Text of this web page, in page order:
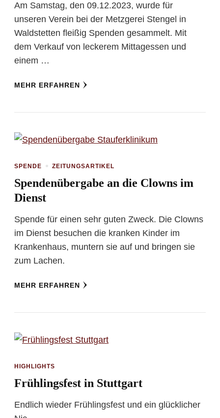
Am Samstag, den 09.12.2023, wurde für
unseren Verein bei der Metzgerei Stengel in
Waldstetten fleißig Spenden gesammelt. Mit
dem Verkauf von leckerem Mittagessen und
einem …
MEHR ERFAHREN
SPENDE ZEITUNGSARTIKEL
Spendenübergabe an die Clowns im
Dienst
Spende für einen sehr guten Zweck. Die Clowns
im Dienst besuchen die kranken Kinder im
Krankenhaus, muntern sie auf und bringen sie
zum Lachen.
MEHR ERFAHREN
HIGHLIGHTS
Frühlingsfest in Stuttgart
Endlich wieder Frühlingsfest und ein glücklicher